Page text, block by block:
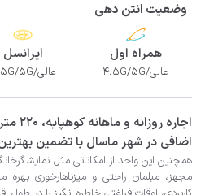
وضعیت انتن دهی
همراه اول
عالی/4.5G/5G
ایرانسل
عالی/4.5G/5G
اضافی در شهر ماسال با تضمین